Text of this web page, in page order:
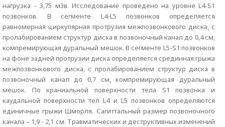
нагрузка - 3,75 м3в. Исследование проведено на уровне L4-S1
позвонков. В сегменте L4-L5 позвонков определяется
равномерная циркулярная протрузия межпозвонкового диска, с
пролабированием структур диска в позвоночный канал до 0,4 см,
компремирующая дуральный мешок. В сегменте L5-S1 позвонков
на фоне задней протрузии диска определяется срединная грыжа
межпозвонкового диска, с пролабированием структур диска в
позвоночный канал до 0,7 см, компремирующая дуральный
мешок. По краниальной поверхности тела S1 позвонка и
каудальной поверхности тел L4 и L5 позвонков определяются
единичные грыжи Шморля. Сагиттальный размер позвоночного
канала – 1,9 - 2,1 см. Травматических и деструктивных изменений